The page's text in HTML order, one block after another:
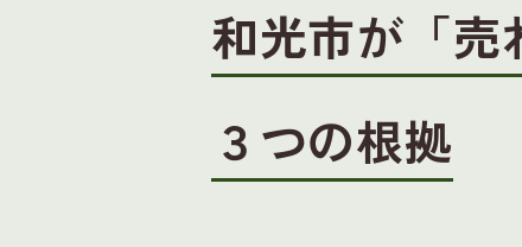
和光市が「売
３つの根拠